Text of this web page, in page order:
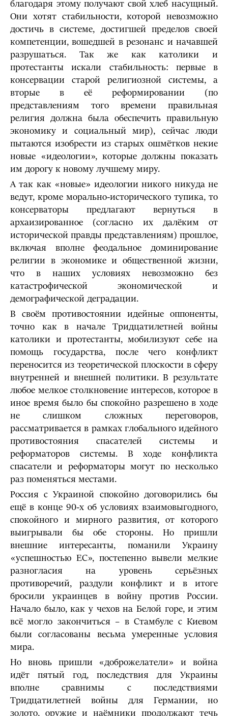
благодаря этому получают свой хлеб насущный.
Они хотят стабильности, которой невозможно
достичь в системе, достигшей пределов своей
компетенции, вошедшей в резонанс и начавшей
разрушаться. Так же как католики и
протестанты искали стабильность: первые в
консервации старой религиозной системы, а
вторые в её реформировании (по
представлениям того времени правильная
религия должна была обеспечить правильную
экономику и социальный мир), сейчас люди
пытаются изобрести из старых ошмётков некие
новые «идеологии», которые должны показать
им дорогу к новому лучшему миру.
А так как «новые» идеологии никого никуда не
ведут, кроме морально-исторического тупика, то
консерваторы предлагают вернуться в
архаизированное (согласно их далёким от
исторической правды представлениям) прошлое,
включая вполне феодальное доминирование
религии в экономике и общественной жизни,
что в наших условиях невозможно без
катастрофической экономической и
демографической деградации.
В своём противостоянии идейные оппоненты,
точно как в начале Тридцатилетней войны
католики и протестанты, мобилизуют себе на
помощь государства, после чего конфликт
переносится из теоретической плоскости в сферу
внутренней и внешней политики. В результате
любое мелкое столкновение интересов, которое в
иное время было бы спокойно разрешено в ходе
не слишком сложных переговоров,
рассматривается в рамках глобального идейного
противостояния спасателей системы и
реформаторов системы. В ходе конфликта
спасатели и реформаторы могут по несколько
раз поменяться местами.
Россия с Украиной спокойно договорились бы
ещё в конце 90-х об условиях взаимовыгодного,
спокойного и мирного развития, от которого
выигрывали бы обе стороны. Но пришли
внешние интересанты, поманили Украину
«успешностью ЕС», постепенно вывели мелкие
разногласия на уровень серьёзных
противоречий, раздули конфликт и в итоге
бросили украинцев в войну против России.
Начало было, как у чехов на Белой горе, и этим
всё могло закончиться – в Стамбуле с Киевом
были согласованы весьма умеренные условия
мира.
Но вновь пришли «доброжелатели» и война
идёт пятый год, последствия для Украины
вполне сравнимы с последствиями
Тридцатилетней войны для Германии, но
золото, оружие и наёмники продолжают течь